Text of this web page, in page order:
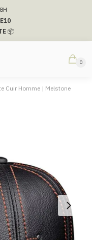
📦
0
Cuir Homme | Melstone